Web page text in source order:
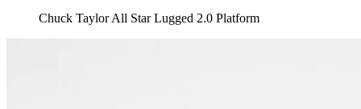
Chuck Taylor All Star Lugged 2.0 Platform